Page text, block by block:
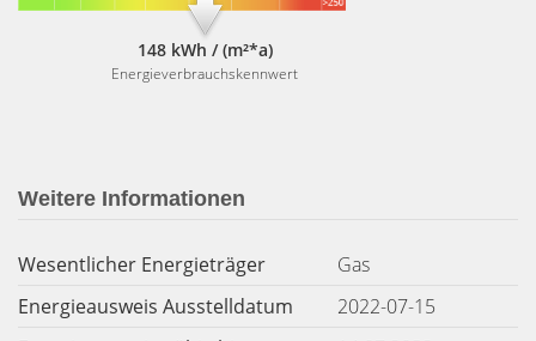
148 kWh / (m²*a)
Energieverbrauchskennwert
Weitere Informationen
Wesentlicher Energieträger
Gas
Energieausweis Ausstelldatum
2022-07-15